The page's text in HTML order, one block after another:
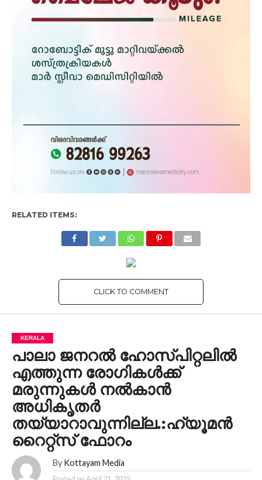
RELATED ITEMS:
CLICK TO COMMENT
KERALA
പാലാ ജനറൽ ഹോസ്‌പിറ്റലിൽ
എത്തുന്ന രോഗികൾക്ക്
മരുന്നുകൾ നൽകാൻ
അധികൃതർ
തയ്യാറാവുന്നില്ല.:ഹ്യൂമൻ
റൈറ്റ്സ് ഫോറം
By Kottayam Media